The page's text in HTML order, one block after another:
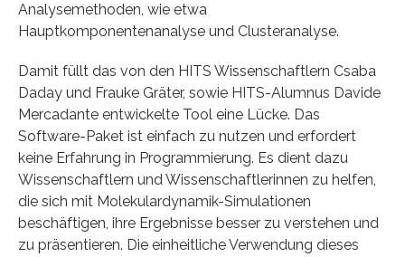
Analysemethoden, wie etwa
Hauptkomponentenanalyse und Clusteranalyse.
Damit füllt das von den HITS Wissenschaftlern Csaba
Daday und Frauke Gräter, sowie HITS-Alumnus Davide
Mercadante entwickelte Tool eine Lücke. Das
Software-Paket ist einfach zu nutzen und erfordert
keine Erfahrung in Programmierung. Es dient dazu
Wissenschaftlern und Wissenschaftlerinnen zu helfen,
die sich mit Molekulardynamik-Simulationen
beschäftigen, ihre Ergebnisse besser zu verstehen und
zu präsentieren. Die einheitliche Verwendung dieses